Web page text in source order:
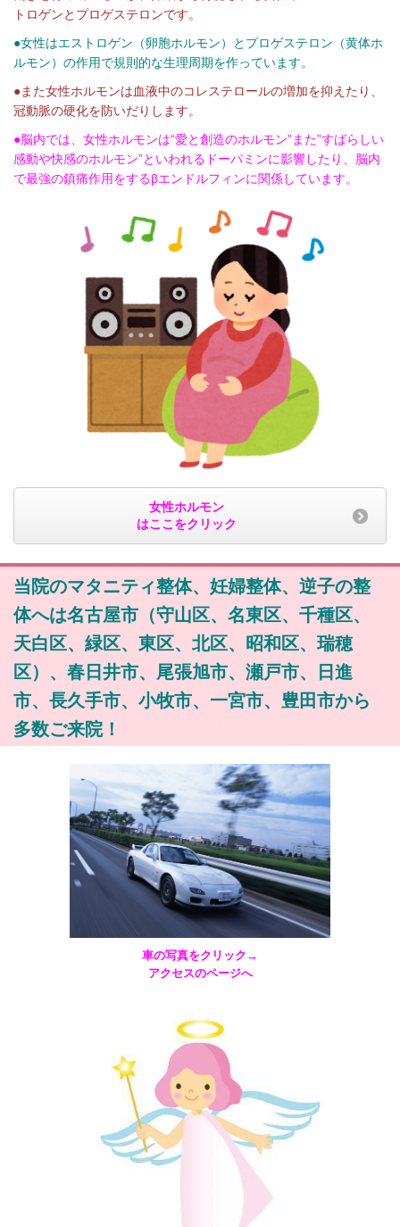
トロゲンとプロゲステロンです。
●女性はエストロゲン（卵胞ホルモン）とプロゲステロン（黄体ホ
ルモン）の作用で規則的な生理周期を作っています。
●また女性ホルモンは血液中のコレステロールの増加を抑えたり、
冠動脈の硬化を防いだりします。
●脳内では、女性ホルモンは“愛と創造のホルモン”また”すばらしい
感動や快感のホルモン”といわれるドーパミンに影響したり、脳内
で最強の鎮痛作用をするβエンドルフィンに関係しています。
女性ホルモン
はここをクリック
当院のマタニティ整体、妊婦整体、逆子の整
体へは名古屋市（守山区、名東区、千種区、
天白区、緑区、東区、北区、昭和区、瑞穂
区）、春日井市、尾張旭市、瀬戸市、日進
市、長久手市、小牧市、一宮市、豊田市から
多数ご来院！
車の写真をクリック→
アクセスのページへ